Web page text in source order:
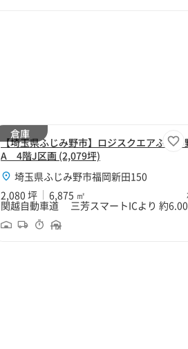
【埼玉県ふじみ野市】ロジスクエアふじみ
A 4階J区画 (2,079坪)
埼玉県ふじみ野市福岡新田150
2,080 坪
6,875 ㎡
関越自動車道 三芳スマートICより 約
倉庫